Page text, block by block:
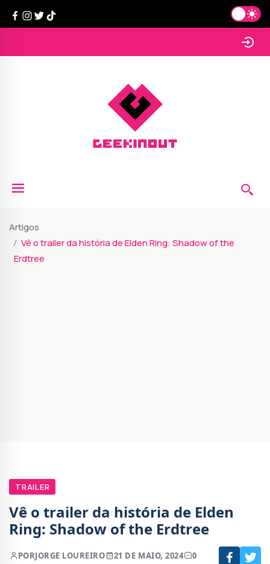
Artigos
Vê o trailer da história de Elden Ring: Shadow of the
Erdtree
TRAILER
Vê o trailer da história de Elden
Ring: Shadow of the Erdtree
PORJORGE LOUREIRO 21 DE MAIO, 2024 0